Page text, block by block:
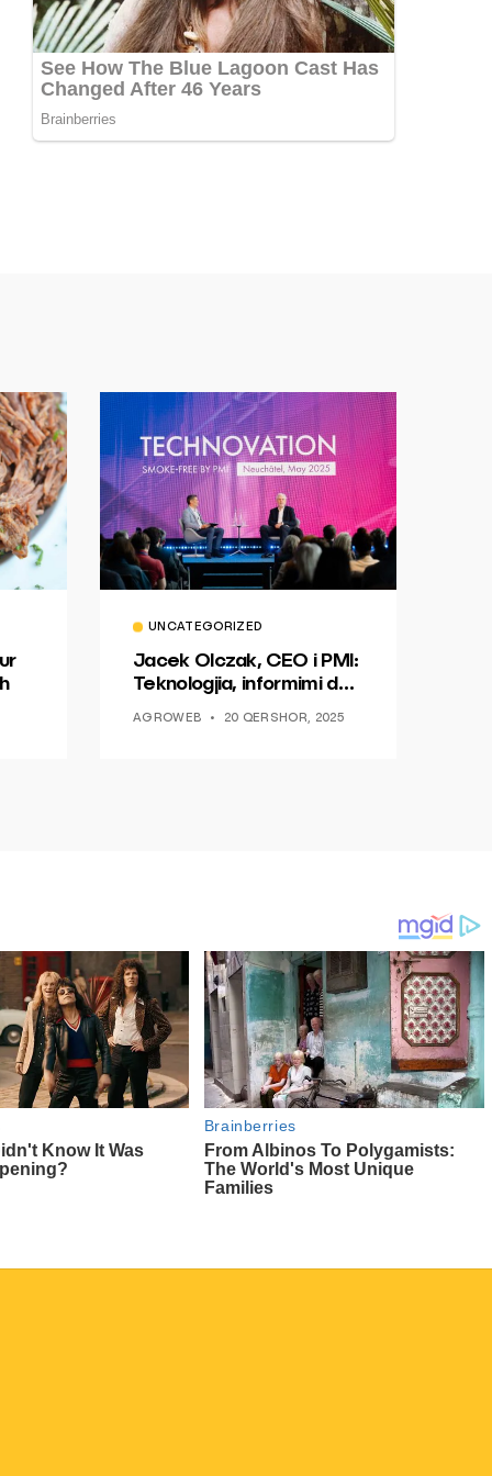
UNCATEGORIZED
Jacek Olczak, CEO i PMI:
Teknologjia, informimi dhe
AGROWEB 20 QERSHOR, 2025